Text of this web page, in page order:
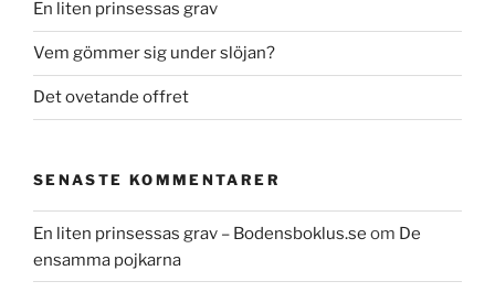
En liten prinsessas grav
Vem gömmer sig under slöjan?
Det ovetande offret
SENASTE KOMMENTARER
En liten prinsessas grav – Bodensboklus.se om De
ensamma pojkarna